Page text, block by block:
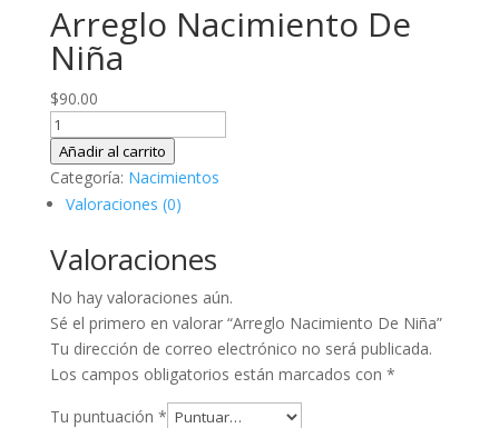
Arreglo Nacimiento De
Niña
$90.00
Arreglo
Nacimiento
De
Niña
Añadir al carrito
Categoría: Nacimientos
Valoraciones (0)
Valoraciones
No hay valoraciones aún.
Sé el primero en valorar “Arreglo Nacimiento De Niña”
Tu dirección de correo electrónico no será publicada.
Los campos obligatorios están marcados con *
Tu puntuación *